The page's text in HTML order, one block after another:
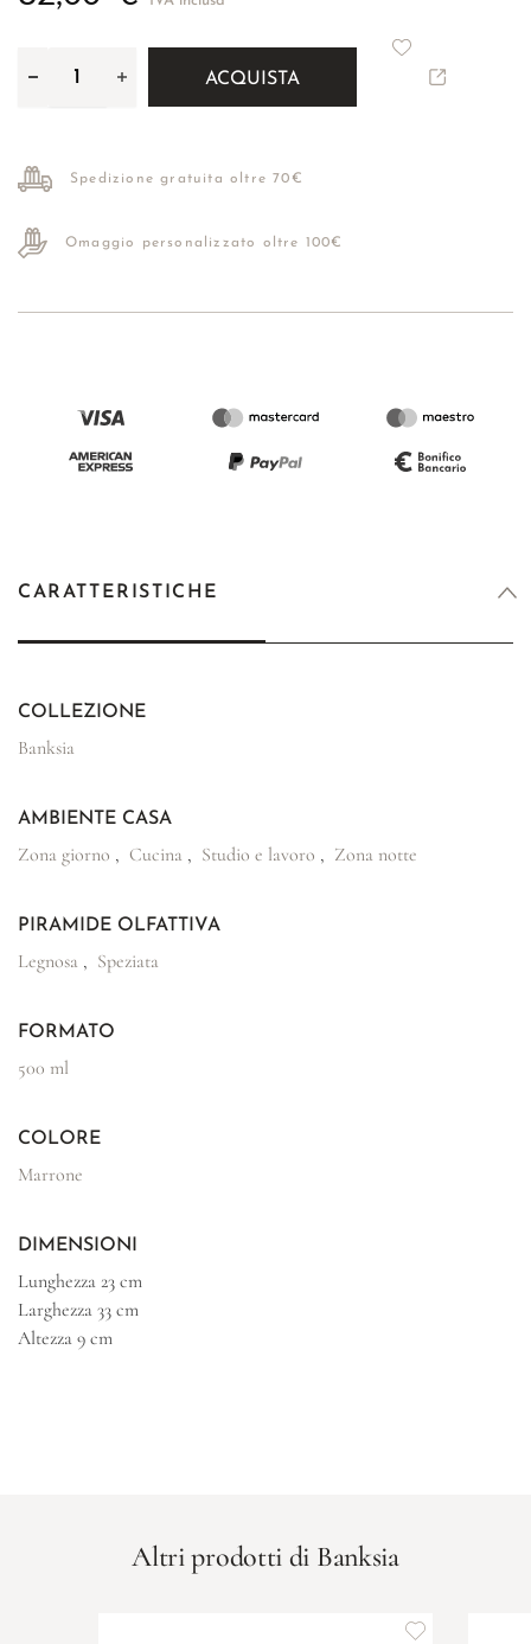
ACQUISTA
Spedizione gratuita oltre 70€
Omaggio personalizzato oltre 100€
CARATTERISTICHE
COLLEZIONE
Banksia
AMBIENTE CASA
Zona giorno , Cucina , Studio e lavoro , Zona notte
PIRAMIDE OLFATTIVA
Legnosa , Speziata
FORMATO
500 ml
COLORE
Marrone
DIMENSIONI
Lunghezza 23 cm
Larghezza 33 cm
Altezza 9 cm
Altri prodotti di Banksia